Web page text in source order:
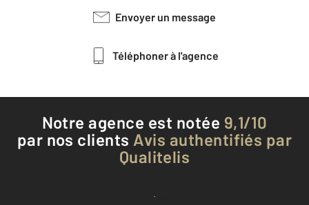
Envoyer un message
Téléphoner à l'agence
Notre agence est notée 9,1/10
par nos clients Avis authentifiés par
Qualitelis
Voir tous les avis clients